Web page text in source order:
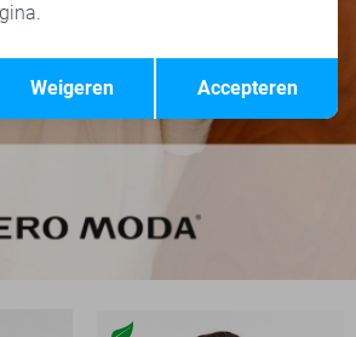
Opslaan
Accepteren
Weigeren